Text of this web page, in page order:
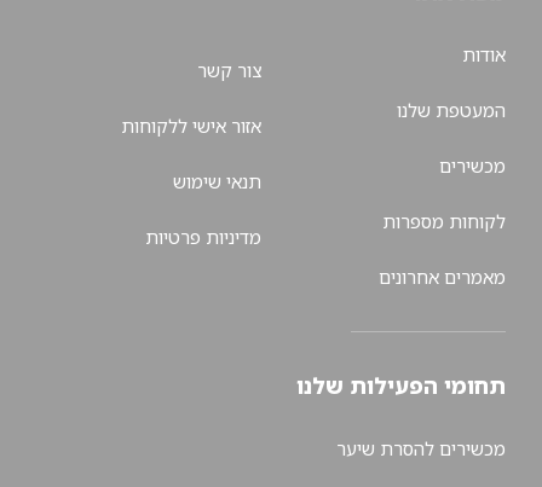
שלנו
אזור אישי ללקוחות
מדיניות פרטיות
שלנו
להסרת שיער